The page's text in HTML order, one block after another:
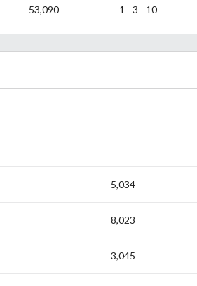
-53,090 1 - 3 - 10
5,034
8,023
3,045